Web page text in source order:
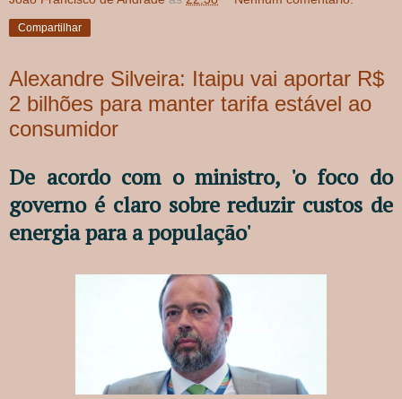
Compartilhar
Alexandre Silveira: Itaipu vai aportar R$
2 bilhões para manter tarifa estável ao
consumidor
De acordo com o ministro, 'o foco do
governo é claro sobre reduzir custos de
energia para a população'